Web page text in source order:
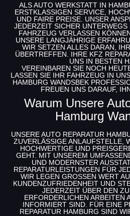
ALSAUTO WERKSTATT IN
ERSTKLASSIGEN SERVICE,
UND FAIRE PREISE. UNSER
JEDERZEIT SICHER
FAHRZEUG VERLASSEN
UNSERE LANGJÄHRIGE
WIR SETZEN ALLES DARAN,
ÜBERTREFFEN. IHRE KFZ
UNS IN BESTEN
VEREINBAREN SIE NOCH
LASSEN SIE IHR FAHRZEUG IN
HAMBURG WANDSBEK
FREUEN UNS DARAUF,
Warum Unsere
Hamburg
UNSEREAUTO REPARATUR
ZUVERLÄSSIGE ANLAUFSTELLE,
HOCHWERTIGE UND
GEHT. MIT UNSEREM
UND MODERNSTER
REPARATURLEISTUNGEN FÜR
WIR LEGEN GROSSEN WERT
UNDENZUFRIEDENHEIT UND
EDERZEIT ÜBER DEN
RFORDERLICHEN ARBEITEN
NFORMIERT SIND. FÜR EINE
REPARATUR HAMBURG SIND